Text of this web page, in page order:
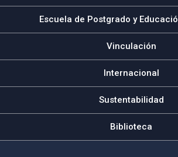
Escuela de Postgrado y
Vinculación
Internacional
Sustentabilidad
Biblioteca